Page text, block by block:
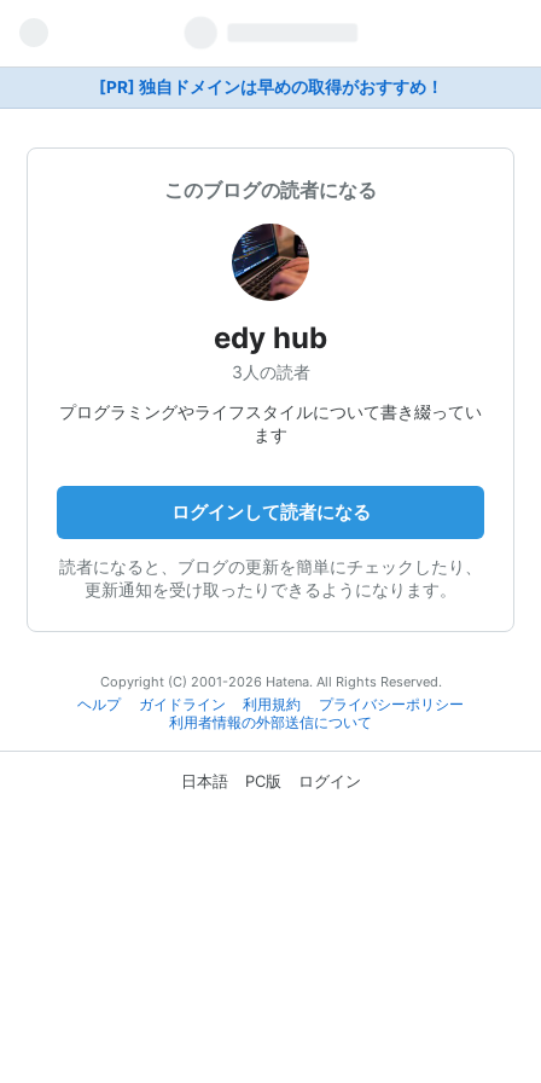
[PR] 独自ドメインは早めの取得がおすすめ！
このブログの読者になる
edy hub
3人の読者
プログラミングやライフスタイルについて書き綴ってい
ます
ログインして読者になる
読者になると、ブログの更新を簡単にチェックしたり、
更新通知を受け取ったりできるようになります。
Copyright (C) 2001-2026 Hatena. All Rights Reserved.
ヘルプ
ガイドライン 利用規約
プライバシーポリシー
利用者情報の外部送信について
日本語 PC版 ログイン